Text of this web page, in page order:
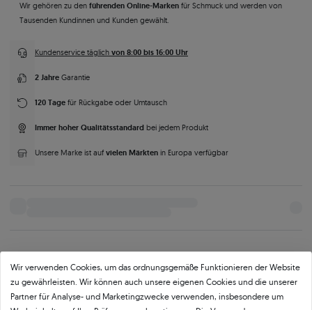
Wir gehören zu den führenden Online-Marken für Schmuck und werden von
Tausenden Kundinnen und Kunden gewählt.
Kundenservice täglich von 8:00 bis 16:00 Uhr
2 Jahre Garantie
120 Tage für Rückgabe oder Umtausch
Immer hoher Qualitätsstandard bei jedem Produkt
Unsere Marke ist auf vielen Märkten in Europa verfügbar
Parameter Beschreibung Mehr Fotos und Videos anfordern
Wir verwenden Cookies, um das ordnungsgemäße Funktionieren der Website
zu gewährleisten. Wir können auch unsere eigenen Cookies und die unserer
Partner für Analyse- und Marketingzwecke verwenden, insbesondere um